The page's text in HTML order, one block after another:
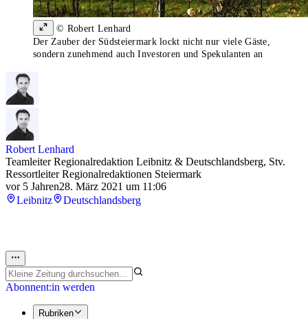
© Robert Lenhard
Der Zauber der Südsteiermark lockt nicht nur viele Gäste,
sondern zunehmend auch Investoren und Spekulanten an
Robert Lenhard
Teamleiter Regionalredaktion Leibnitz & Deutschlandsberg, Stv.
Ressortleiter Regionalredaktionen Steiermark
vor 5 Jahren28. März 2021 um 11:06
Leibnitz
Deutschlandsberg
Abonnent:in werden
Rubriken